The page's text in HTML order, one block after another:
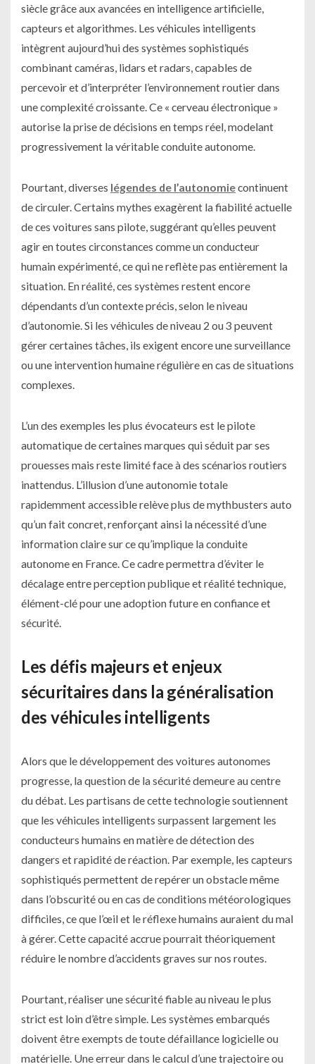
siècle grâce aux avancées en intelligence artificielle,
capteurs et algorithmes. Les véhicules intelligents
intègrent aujourd’hui des systèmes sophistiqués
combinant caméras, lidars et radars, capables de
percevoir et d’interpréter l’environnement routier dans
une complexité croissante. Ce « cerveau électronique »
autorise la prise de décisions en temps réel, modelant
progressivement la véritable conduite autonome.
Pourtant, diverses légendes de l’autonomiecontinuent
de circuler. Certains mythes exagèrent la fiabilité actuelle
de ces voitures sans pilote, suggérant qu’elles peuvent
agir en toutes circonstances comme un conducteur
humain expérimenté, ce qui ne reflète pas entièrement la
situation. En réalité, ces systèmes restent encore
dépendants d’un contexte précis, selon le niveau
d’autonomie. Si les véhicules de niveau 2 ou 3 peuvent
gérer certaines tâches, ils exigent encore une surveillance
ou une intervention humaine régulière en cas de situations
complexes.
L’un des exemples les plus évocateurs est le pilote
automatique de certaines marques qui séduit par ses
prouesses mais reste limité face à des scénarios routiers
inattendus. L’illusion d’une autonomie totale
rapidemment accessible relève plus de mythbusters auto
qu’un fait concret, renforçant ainsi la nécessité d’une
information claire sur ce qu’implique la conduite
autonome en France. Ce cadre permettra d’éviter le
décalage entre perception publique et réalité technique,
élément-clé pour une adoption future en confiance et
sécurité.
Les défis majeurs et enjeux
sécuritaires dans la généralisation
des véhicules intelligents
Alors que le développement des voitures autonomes
progresse, la question de la sécurité demeure au centre
du débat. Les partisans de cette technologie soutiennent
que les véhicules intelligents surpassent largement les
conducteurs humains en matière de détection des
dangers et rapidité de réaction. Par exemple, les capteurs
sophistiqués permettent de repérer un obstacle même
dans l’obscurité ou en cas de conditions météorologiques
difficiles, ce que l’œil et le réflexe humains auraient du mal
à gérer. Cette capacité accrue pourrait théoriquement
réduire le nombre d’accidents graves sur nos routes.
Pourtant, réaliser une sécurité fiable au niveau le plus
strict est loin d’être simple. Les systèmes embarqués
doivent être exempts de toute défaillance logicielle ou
matérielle. Une erreur dans le calcul d’une trajectoire ou